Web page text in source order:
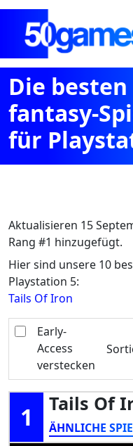
Die
fantasy-
für
Aktualisieren 15
Rang #1 hinzugefügt.
Hier sind unsere 10
Playstation 5:
Tails Of Iron
Early-
Access
verstecken
1 Tails Of
ÄHNLICHE